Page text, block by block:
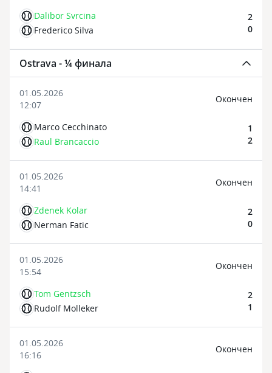
Dalibor Svrcina
Frederico Silva
2
0
Ostrava - ¼ финала
01.05.2026
12:07
Marco Cecchinato
Raul Brancaccio
Oкончен
1
2
01.05.2026
14:41
Zdenek Kolar
Nerman Fatic
Oкончен
2
0
01.05.2026
15:54
Tom Gentzsch
Rudolf Molleker
Oкончен
2
1
01.05.2026
16:16
Oкончен